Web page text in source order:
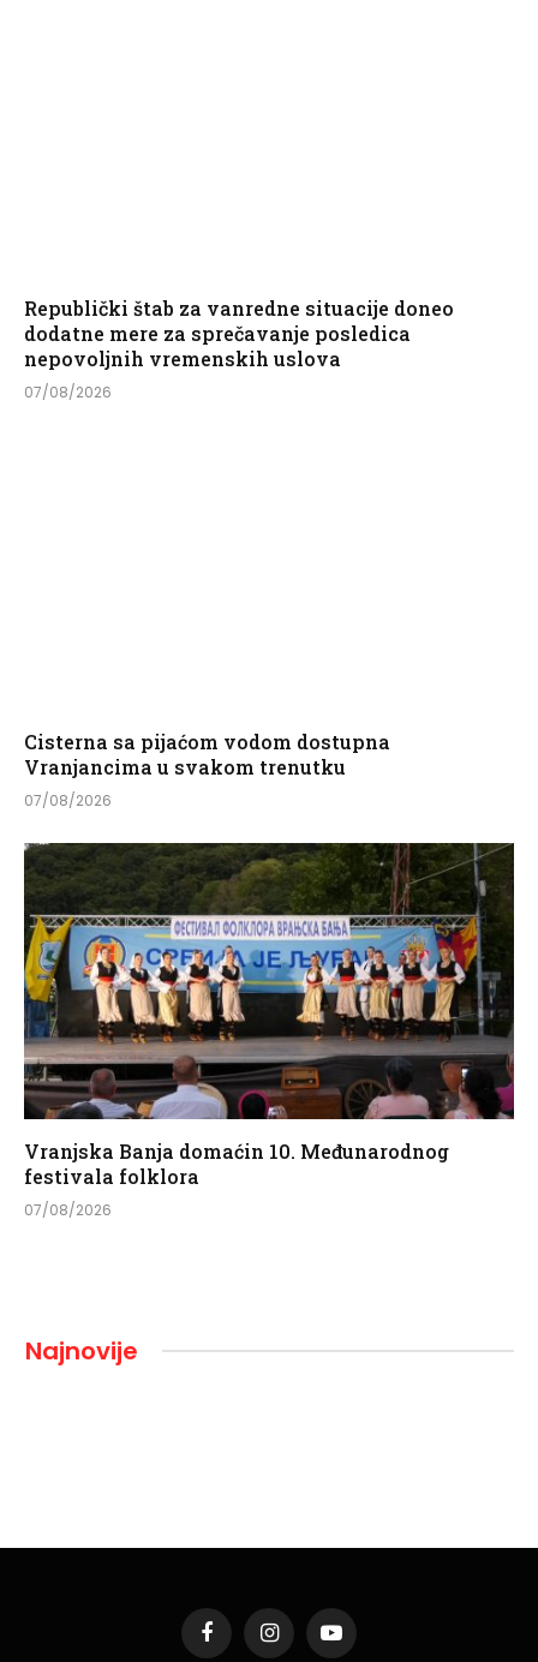
Republički štab za vanredne situacije doneo
dodatne mere za sprečavanje posledica
nepovoljnih vremenskih uslova
07/08/2026
Cisterna sa pijaćom vodom dostupna
Vranjancima u svakom trenutku
07/08/2026
Vranjska Banja domaćin 10. Međunarodnog
festivala folklora
07/08/2026
Najnovije
FacebookInstagramYouTube